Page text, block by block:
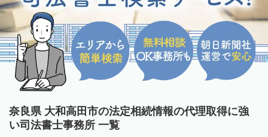
奈良県 大和高田市の法定相続情報の代理取得に強
い司法書士事務所 一覧